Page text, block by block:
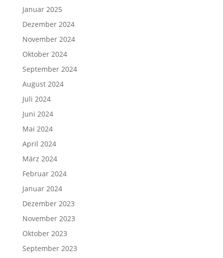
Januar 2025
Dezember 2024
November 2024
Oktober 2024
September 2024
August 2024
Juli 2024
Juni 2024
Mai 2024
April 2024
März 2024
Februar 2024
Januar 2024
Dezember 2023
November 2023
Oktober 2023
September 2023